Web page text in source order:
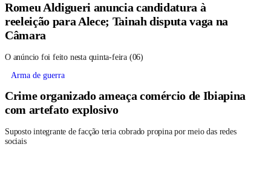
Romeu Aldigueri anuncia candidatura à
reeleição para Alece; Tainah disputa vaga na
Câmara
O anúncio foi feito nesta quinta-feira (06)
Arma de guerra
Crime organizado ameaça comércio de Ibiapina
com artefato explosivo
Suposto integrante de facção teria cobrado propina por meio das redes
sociais